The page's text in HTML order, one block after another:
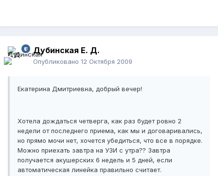
Дубинская Е. Д.
Опубликовано 12 Октября 2009
Екатерина Дмитриевна, добрый вечер!
Хотела дождаться четверга, как раз будет ровно 2
недели от последнего приема, как мы и договаривались,
но прямо мочи нет, хочется убедиться, что все в порядке.
Можно приехать завтра на УЗИ с утра?? Завтра
получается акушерских 6 недель и 5 дней, если
автоматическая линейка правильно считает.